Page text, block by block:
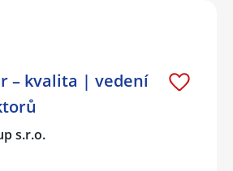
– kvalita | vedení
s.r.o.